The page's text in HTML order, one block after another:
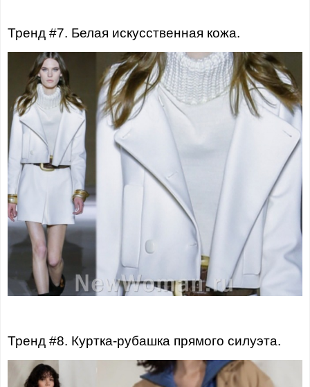
Тренд #7. Белая искусственная кожа.
Тренд #8. Куртка-рубашка прямого силуэта.